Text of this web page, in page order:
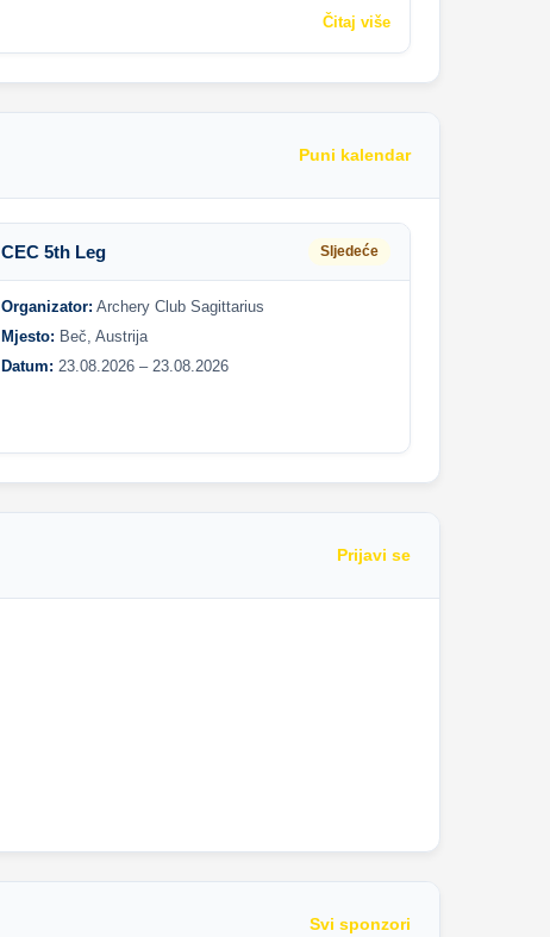
Čitaj više
Puni kalendar
CEC 5th Leg Sljedeće
Organizator: Archery Club Sagittarius
Mjesto: Beč, Austrija
Datum: 23.08.2026 – 23.08.2026
Prijavi se
Svi sponzori